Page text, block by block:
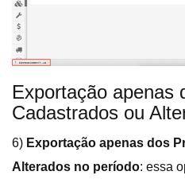
Exportação apenas
Cadastrados ou
6) Exportação apenas dos
Alterados no período: essa